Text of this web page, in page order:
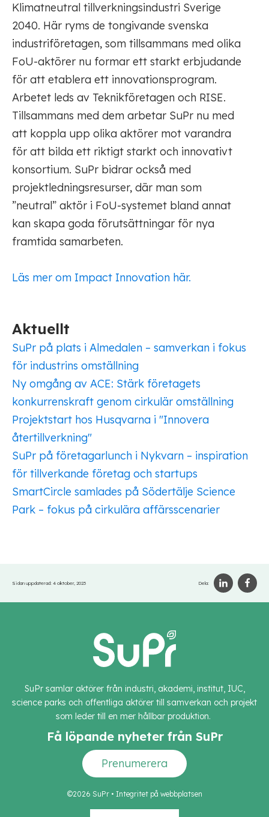
Klimatneutral tillverkningsindustri Sverige
2040. Här ryms de tongivande svenska
industriföretagen, som tillsammans med olika
FoU-aktörer nu formar ett starkt erbjudande
för att etablera ett innovationsprogram.
Arbetet leds av Teknikföretagen och RISE.
Tillsammans med dem arbetar SuPr nu med
att koppla upp olika aktörer mot varandra
för att bilda ett riktigt starkt och innovativt
konsortium. SuPr bidrar också med
projektledningsresurser, där man som
”neutral” aktör i FoU-systemet bland annat
kan skapa goda förutsättningar för nya
framtida samarbeten.
Läs mer om Impact Innovation här.
Aktuellt
SuPr på plats i Almedalen – samverkan i fokus
för industrins omställning
Ny omgång av ACE: Stärk företagets
konkurrenskraft genom cirkulär omställning
Projektstart hos Husqvarna i "Innovera
återtillverkning"
SuPr på företagarlunch i Nykvarn – inspiration
för tillverkande företag och startups
SmartCircle samlades på Södertälje Science
Park – fokus på cirkulära affärsscenarier
Sidan uppdaterad: 4 oktober, 2023 Dela:
SuPr samlar aktörer från industri, akademi, institut, IUC,
science parks och offentliga aktörer till samverkan och projekt
som leder till en mer hållbar produktion.
Få löpande nyheter från SuPr
Prenumerera
©2026 SuPr • Integritet på webbplatsen